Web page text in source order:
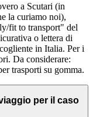
a Scutari (in
la curiamo noi),
fit to transport" del
o lettera di
in Italia. Per i
Da considerare:
trasporti su gomma.
per il caso